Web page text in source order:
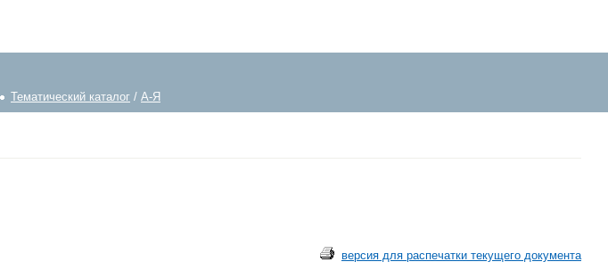
Тематический каталог / А-Я
версия для распечатки текущего документа